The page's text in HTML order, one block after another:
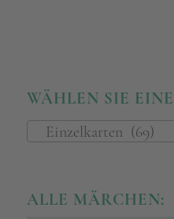
WÄHLEN SIE
Einzelkarten (69)
ALLE MÄRCHEN: